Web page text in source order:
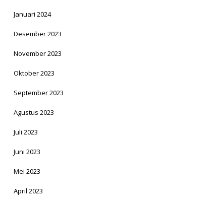
Januari 2024
Desember 2023
November 2023
Oktober 2023
September 2023
Agustus 2023
Juli 2023
Juni 2023
Mei 2023
April 2023